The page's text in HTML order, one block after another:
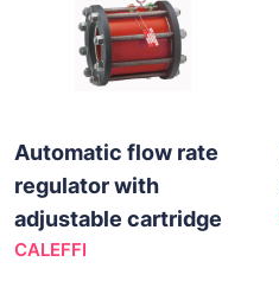
Automatic flow rate
regulator with
adjustable cartridge
CALEFFI